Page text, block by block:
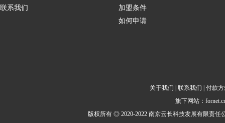
联系我们
加盟条件
如何申请
关于我们 | 联系我们 | 付款
旗下网站：
版权所有 ◎ 2020-2022 南京云长科技发展有限责任